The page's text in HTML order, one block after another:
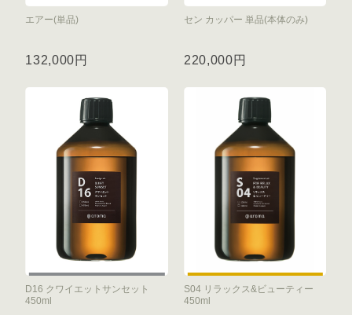
エアー(単品)
132,000円
セン カッパー 単品(本体のみ)
220,000円
D16 クワイエットサンセット
450ml
S04 リラックス&ビューティー
450ml